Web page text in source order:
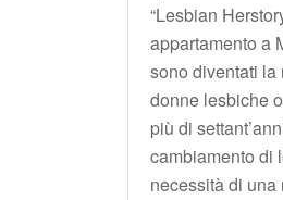
“Lesbian
appartamento a
sono diventati la
donne lesbiche
più di
cambiamento di
necessità di una